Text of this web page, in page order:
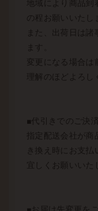
地域により商品
の程お願いいたし
また、出荷日は
ます。
変更になる場合は
理解のほどよろし
■代引きでのご決
指定配送会社が
き換え時にお支払
宜しくお願いいた